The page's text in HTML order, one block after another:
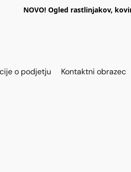
NOVO! Ogled rastlinjakov,
o podjetju Kontaktni obrazec